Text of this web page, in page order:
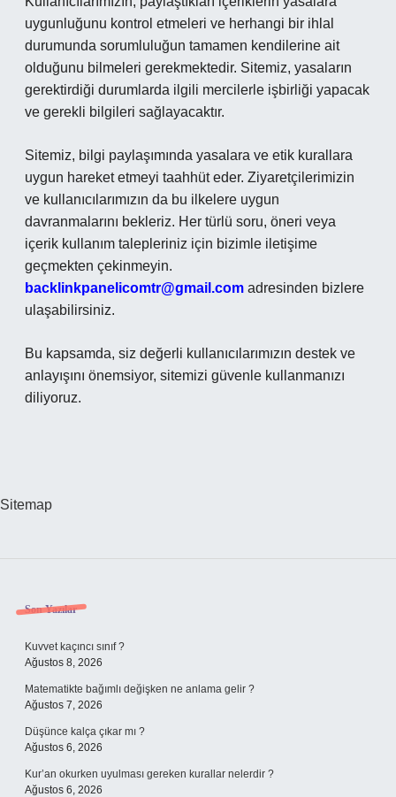
uygunluğunu kontrol etmeleri ve herhangi bir ihlal
durumunda sorumluluğun tamamen kendilerine ait
olduğunu bilmeleri gerekmektedir. Sitemiz, yasaların
gerektirdiği durumlarda ilgili mercilerle işbirliği yapacak
ve gerekli bilgileri sağlayacaktır.
Sitemiz, bilgi paylaşımında yasalara ve etik kurallara
uygun hareket etmeyi taahhüt eder. Ziyaretçilerimizin
ve kullanıcılarımızın da bu ilkelere uygun
davranmalarını bekleriz. Her türlü soru, öneri veya
içerik kullanım talepleriniz için bizimle iletişime
geçmekten çekinmeyin.
backlinkpanelicomtr@gmail.com adresinden bizlere
ulaşabilirsiniz.
Bu kapsamda, siz değerli kullanıcılarımızın destek ve
anlayışını önemsiyor, sitemizi güvenle kullanmanızı
diliyoruz.
Sitemap
Sidebar
Son Yazılar
Kuvvet kaçıncı sınıf ?
Ağustos 8, 2026
Matematikte bağımlı değişken ne anlama gelir ?
Ağustos 7, 2026
Düşünce kalça çıkar mı ?
Ağustos 6, 2026
Kur’an okurken uyulması gereken kurallar nelerdir ?
Ağustos 6, 2026